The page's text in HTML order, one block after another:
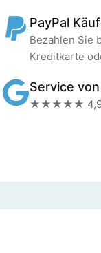
PayPal
Bezahlen Sie
Kreditkarte
Service
★★★★★ 4,9